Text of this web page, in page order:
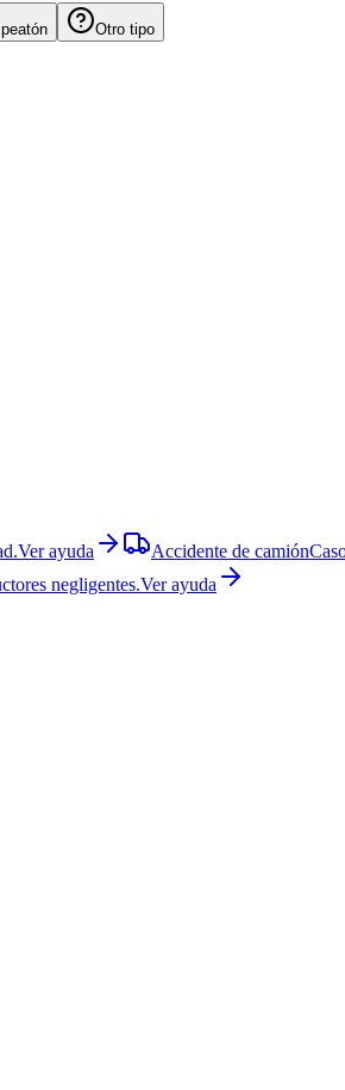
Otro tipo
Ver ayuda Accidente de camión
negligentes.Ver ayuda